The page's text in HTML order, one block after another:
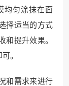
均匀涂抹在面
择适当的方式
和提升效果。
。
和需求来进行